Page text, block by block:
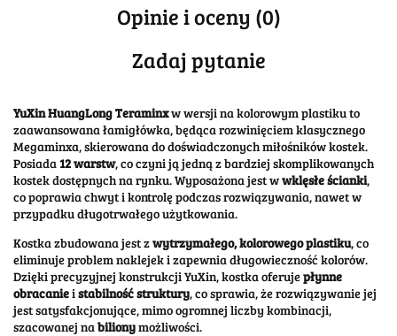
Opinie i oceny (0)
Zadaj pytanie
YuXin HuangLong Teraminxw wersji na kolorowym plastiku to
zaawansowana łamigłówka, będąca rozwinięciem klasycznego
Megaminxa, skierowana do doświadczonych miłośników kostek.
Posiada12 warstw, co czyni ją jedną z bardziej skomplikowanych
kostek dostępnych na rynku. Wyposażona jest wwklęsłe ścianki,
co poprawia chwyt i kontrolę podczas rozwiązywania, nawet w
przypadku długotrwałego użytkowania​.
Kostka zbudowana jest zwytrzymałego, kolorowego plastiku, co
eliminuje problem naklejek i zapewnia długowieczność kolorów.
Dzięki precyzyjnej konstrukcji YuXin, kostka oferujepłynne
obracanieistabilność struktury, co sprawia, że rozwiązywanie jej
jest satysfakcjonujące, mimo ogromnej liczby kombinacji,
szacowanej nabilionymożliwości​.